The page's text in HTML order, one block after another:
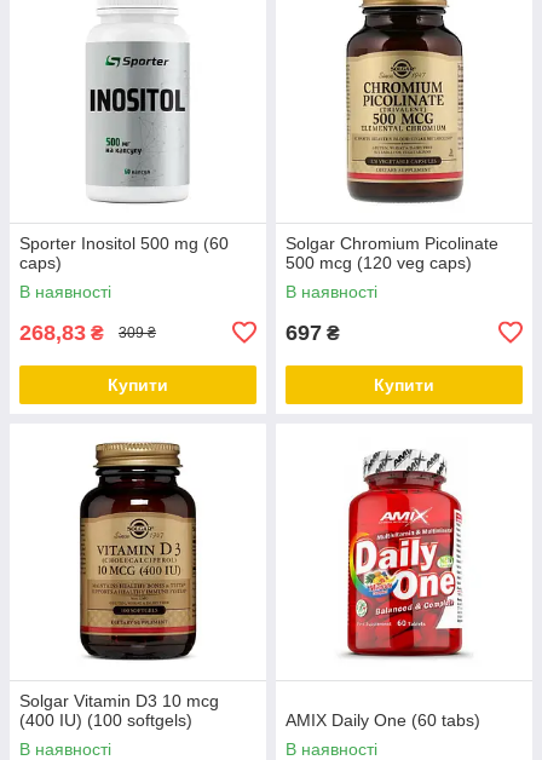
Sporter Inositol 500 mg (60
caps)
В наявності
268,83 ₴ 309 ₴
Купити
Solgar Chromium Picolinate
500 mcg (120 veg caps)
В наявності
697 ₴
Купити
Solgar Vitamin D3 10 mcg
(400 IU) (100 softgels)
В наявності
AMIX Daily One (60 tabs)
В наявності